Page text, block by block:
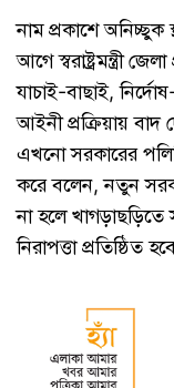
নাম প্রকাশে অনিচ্ছুক
আগে স্বরাষ্ট্রমন্ত্রী
যাচাই-বাছাই,
আইনী প্রক্রিয়ায় বাদ
এখনো সরকারের
করে বলেন, নতুন
না হলে
নিরাপত্তা প্রতিষ্ঠিত